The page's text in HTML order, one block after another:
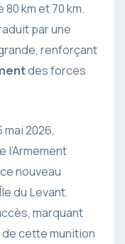
km et 70 km.
par une
renforçant
des forces
2026,
l’Armement
nouveau
du Levant.
marquant
cette munition